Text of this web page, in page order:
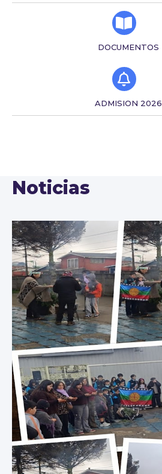
DOCUMENTOS
ADMISION 2026
Noticias